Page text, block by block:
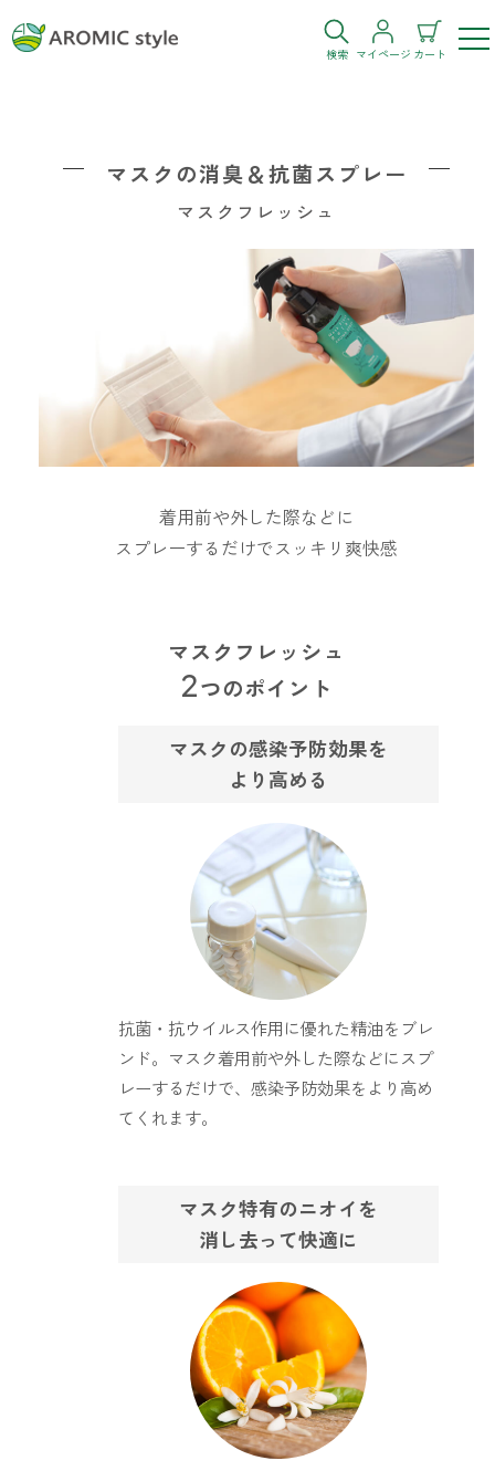
検索 マイページ カート
お部屋・シーン
トイレ
トイレ空間を快適にしたい
ぐっすり眠れる空間にしたい
玄関
ホッと安らげる空間にしたい
クローゼット
キッチン・水まわり
清潔さを保ち快適にしたい
ドライブ時間を快適にしたい
お出かけ・アウトドア
外出先でも快適に過ごしたい
目的・お悩み
製品タイプ
トイレ用
ティーアロマ
アロミック・ミニ
どこでも
アロミック・ハング
トイレ用
ティーセント
どこでも
リードディフューザー
睡眠用
ねむりの魔法
イーミスト
どこでも
アロミック・フィット
アロマスプレー
ペパーミント＆ユーカリ
シューズフレッシュプラス
トイレ用
ティーアロマ
衣類・ファブリック用
ラベンダー
グッドスリープ
睡眠用
ストレケアアロマ-眠り-
眠気対策
スリープブロック
アロミックデオ
(シトラスミント)
アロミックデオ
マスククリップ
次亜塩素酸水ジアケア
定期購入サービス
ご利用ガイド
マスクの消臭＆抗菌スプレー
マスクフレッシュ
着用前や外した際などに
スプレーするだけでスッキリ爽快感
マスクフレッシュ
2つのポイント
マスクの感染予防効果を
より高める
抗菌・抗ウイルス作用に優れた精油をブレ
ンド。マスク着用前や外した際などにスプ
レーするだけで、感染予防効果をより高め
てくれます。
マスク特有のニオイを
消し去って快適に